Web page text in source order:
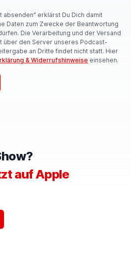
absenden" erklärst Du Dich damit
Daten zum Zwecke der Beantwortung
Die Verarbeitung und der Versand
über den Server unseres Podcast-
an Dritte findet nicht statt. Hier
& Widerrufshinweise einsehen.
auf Apple